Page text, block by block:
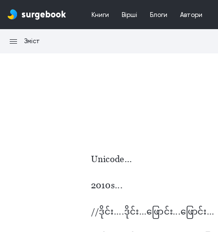
Книги Вірші Блоги Автори
Зміст
Unicode...
2010s...
//ဒိုင်း....​​ဒိုင်း...ဖြောင်း...​ဖြောင်း...